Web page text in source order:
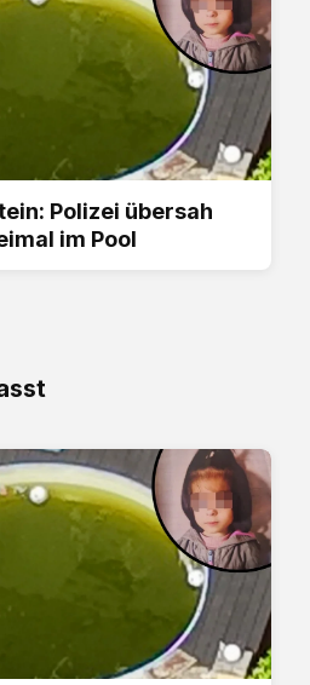
Polizei übersah
im Pool